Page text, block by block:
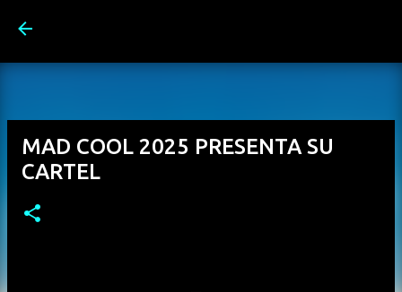
MAD COOL 2025 PRESENTA SU
CARTEL